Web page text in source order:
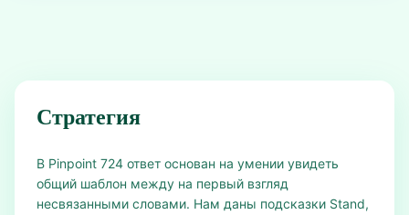
Стратегия
В Pinpoint 724 ответ основан на умении увидеть
общий шаблон между на первый взгляд
несвязанными словами. Нам даны подсказки Stand,